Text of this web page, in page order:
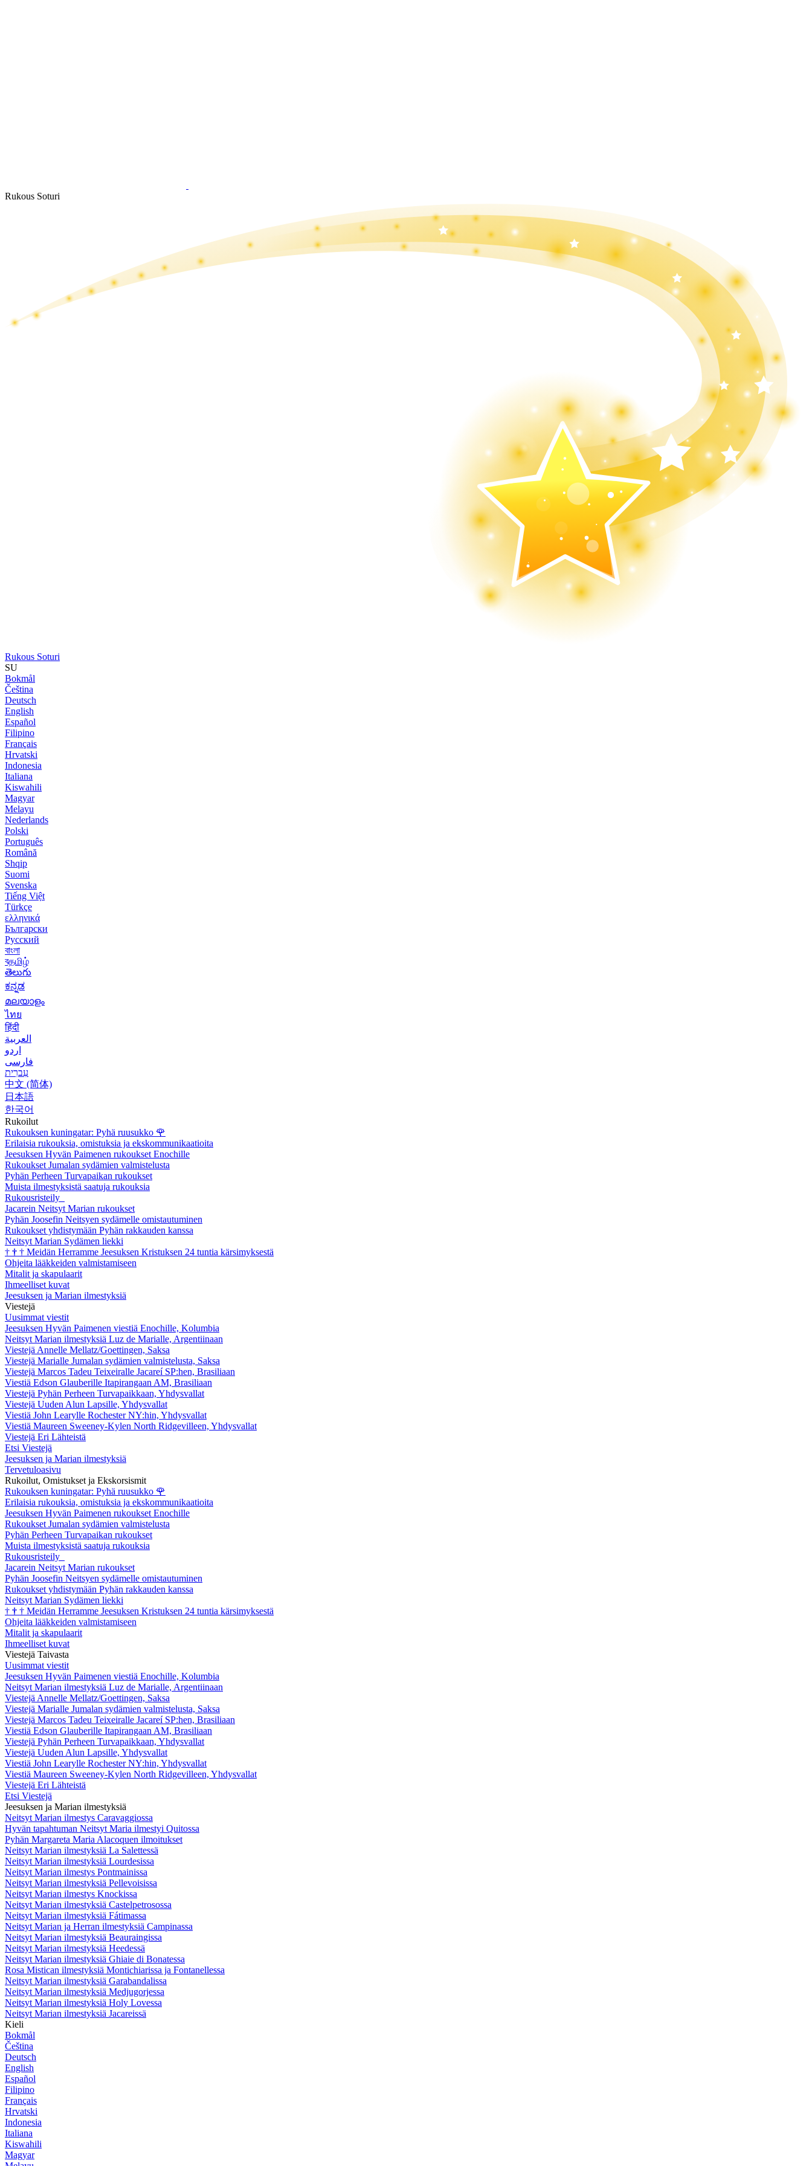
Rukous Soturi
Rukous Soturi
SU
Bokmål
Čeština
Deutsch
English
Español
Filipino
Français
Hrvatski
Indonesia
Italiana
Kiswahili
Magyar
Melayu
Nederlands
Polski
Português
Română
Shqip
Suomi
Svenska
Tiếng Việt
Türkçe
ελληνικά
Български
Русский
বাংলা
বதமிழ்
తెలుగు
ಕನ್ನಡ
മലയാളം
ไทย
हिंदी
العربية
اردو
فارسی
עִברִית
中文 (简体)
日本語
한국어
Rukoilut
Rukouksen kuningatar: Pyhä ruusukko 🌹
Erilaisia rukouksia, omistuksia ja ekskommunikaatioita
Jeesuksen Hyvän Paimenen rukoukset Enochille
Rukoukset Jumalan sydämien valmistelusta
Pyhän Perheen Turvapaikan rukoukset
Muista ilmestyksistä saatuja rukouksia
Rukousristeily
Jacarein Neitsyt Marian rukoukset
Pyhän Joosefin Neitsyen sydämelle omistautuminen
Rukoukset yhdistymään Pyhän rakkauden kanssa
Neitsyt Marian Sydämen liekki
† † † Meidän Herramme Jeesuksen Kristuksen 24 tuntia kärsimyksestä
Ohjeita lääkkeiden valmistamiseen
Mitalit ja skapulaarit
Ihmeelliset kuvat
Jeesuksen ja Marian ilmestyksiä
Viestejä
Uusimmat viestit
Jeesuksen Hyvän Paimenen viestiä Enochille, Kolumbia
Neitsyt Marian ilmestyksiä Luz de Marialle, Argentiinaan
Viestejä Annelle Mellatz/Goettingen, Saksa
Viestejä Marialle Jumalan sydämien valmistelusta, Saksa
Viestejä Marcos Tadeu Teixeiralle Jacareí SP:hen, Brasiliaan
Viestiä Edson Glauberille Itapirangaan AM, Brasiliaan
Viestejä Pyhän Perheen Turvapaikkaan, Yhdysvallat
Viestejä Uuden Alun Lapsille, Yhdysvallat
Viestiä John Learylle Rochester NY:hin, Yhdysvallat
Viestiä Maureen Sweeney-Kylen North Ridgevilleen, Yhdysvallat
Viestejä Eri Lähteistä
Etsi Viestejä
Jeesuksen ja Marian ilmestyksiä
Tervetuloasivu
Rukoilut, Omistukset ja Ekskorsismit
Rukouksen kuningatar: Pyhä ruusukko 🌹
Erilaisia rukouksia, omistuksia ja ekskommunikaatioita
Jeesuksen Hyvän Paimenen rukoukset Enochille
Rukoukset Jumalan sydämien valmistelusta
Pyhän Perheen Turvapaikan rukoukset
Muista ilmestyksistä saatuja rukouksia
Rukousristeily
Jacarein Neitsyt Marian rukoukset
Pyhän Joosefin Neitsyen sydämelle omistautuminen
Rukoukset yhdistymään Pyhän rakkauden kanssa
Neitsyt Marian Sydämen liekki
† † † Meidän Herramme Jeesuksen Kristuksen 24 tuntia kärsimyksestä
Ohjeita lääkkeiden valmistamiseen
Mitalit ja skapulaarit
Ihmeelliset kuvat
Viestejä Taivasta
Uusimmat viestit
Jeesuksen Hyvän Paimenen viestiä Enochille, Kolumbia
Neitsyt Marian ilmestyksiä Luz de Marialle, Argentiinaan
Viestejä Annelle Mellatz/Goettingen, Saksa
Viestejä Marialle Jumalan sydämien valmistelusta, Saksa
Viestejä Marcos Tadeu Teixeiralle Jacareí SP:hen, Brasiliaan
Viestiä Edson Glauberille Itapirangaan AM, Brasiliaan
Viestejä Pyhän Perheen Turvapaikkaan, Yhdysvallat
Viestejä Uuden Alun Lapsille, Yhdysvallat
Viestiä John Learylle Rochester NY:hin, Yhdysvallat
Viestiä Maureen Sweeney-Kylen North Ridgevilleen, Yhdysvallat
Viestejä Eri Lähteistä
Etsi Viestejä
Jeesuksen ja Marian ilmestyksiä
Neitsyt Marian ilmestys Caravaggiossa
Hyvän tapahtuman Neitsyt Maria ilmestyi Quitossa
Pyhän Margareta Maria Alacoquen ilmoitukset
Neitsyt Marian ilmestyksiä La Salettessä
Neitsyt Marian ilmestyksiä Lourdesissa
Neitsyt Marian ilmestys Pontmainissa
Neitsyt Marian ilmestyksiä Pellevoisissa
Neitsyt Marian ilmestys Knockissa
Neitsyt Marian ilmestyksiä Castelpetrosossa
Neitsyt Marian ilmestyksiä Fátimassa
Neitsyt Marian ja Herran ilmestyksiä Campinassa
Neitsyt Marian ilmestyksiä Beauraingissa
Neitsyt Marian ilmestyksiä Heedessä
Neitsyt Marian ilmestyksiä Ghiaie di Bonatessa
Rosa Mistican ilmestyksiä Montichiarissa ja Fontanellessa
Neitsyt Marian ilmestyksiä Garabandalissa
Neitsyt Marian ilmestyksiä Medjugorjessa
Neitsyt Marian ilmestyksiä Holy Lovessa
Neitsyt Marian ilmestyksiä Jacareissä
Kieli
Bokmål
Čeština
Deutsch
English
Español
Filipino
Français
Hrvatski
Indonesia
Italiana
Kiswahili
Magyar